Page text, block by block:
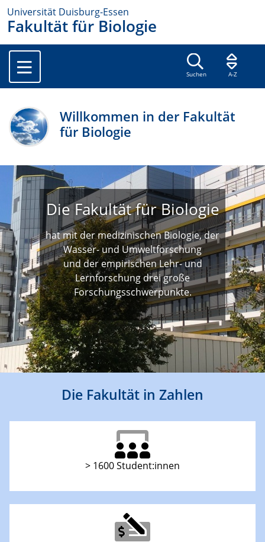
Universität Duisburg-Essen
Fakultät für Biologie
Suchen A-Z
Willkommen in der Fakultät
für Biologie
Die Fakultät für Biologie
hat mit der medizinischen Biologie, der
Wasser- und Umweltforschung
und der empirischen Lehr- und
Lernforschung drei große
Forschungsschwerpunkte.
Die Fakultät in Zahlen
> 1600 Student:innen